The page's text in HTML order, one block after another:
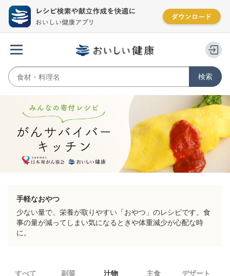
手軽なおやつ
少ない量で、栄養が取りやすい「おやつ」のレシピです。食
事の量が減ってしまい気になるときや体重減少が心配な時
に。
すべて 副菜 汁物 主食 デザート